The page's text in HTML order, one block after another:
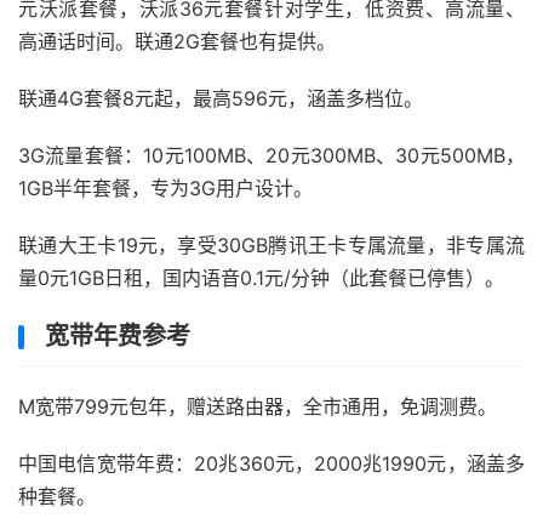
元沃派套餐，沃派36元套餐针对学生，低资费、高流量、
高通话时间。联通2G套餐也有提供。
联通4G套餐8元起，最高596元，涵盖多档位。
3G流量套餐：10元100MB、20元300MB、30元500MB，
1GB半年套餐，专为3G用户设计。
联通大王卡19元，享受30GB腾讯王卡专属流量，非专属流
量0元1GB日租，国内语音0.1元/分钟（此套餐已停售）。
宽带年费参考
M宽带799元包年，赠送路由器，全市通用，免调测费。
中国电信宽带年费：20兆360元，2000兆1990元，涵盖多
种套餐。